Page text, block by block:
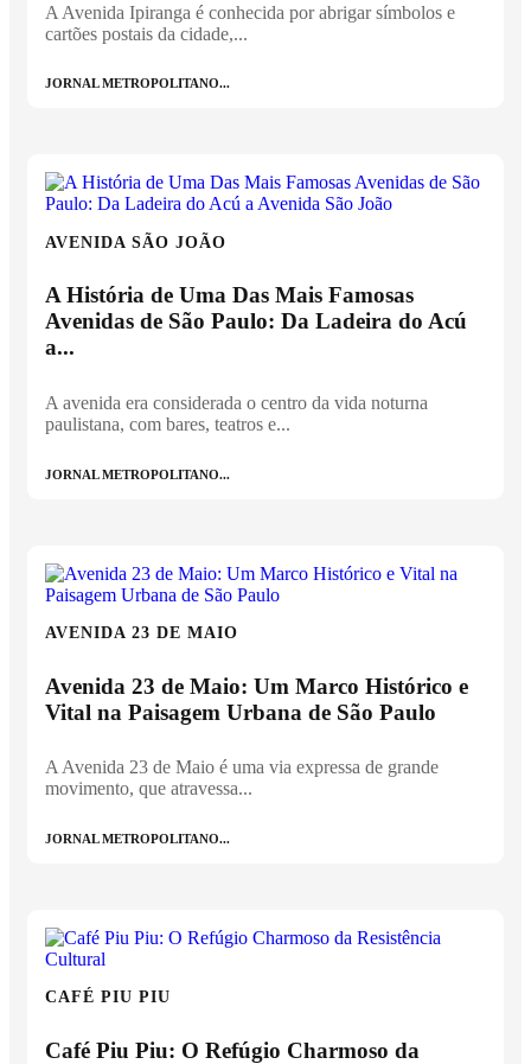
A Avenida Ipiranga é conhecida por abrigar símbolos e
cartões postais da cidade,...
JORNAL METROPOLITANO...
AVENIDA SÃO JOÃO
A História de Uma Das Mais Famosas
Avenidas de São Paulo: Da Ladeira do Acú
a...
A avenida era considerada o centro da vida noturna
paulistana, com bares, teatros e...
JORNAL METROPOLITANO...
AVENIDA 23 DE MAIO
Avenida 23 de Maio: Um Marco Histórico e
Vital na Paisagem Urbana de São Paulo
A Avenida 23 de Maio é uma via expressa de grande
movimento, que atravessa...
JORNAL METROPOLITANO...
CAFÉ PIU PIU
Café Piu Piu: O Refúgio Charmoso da